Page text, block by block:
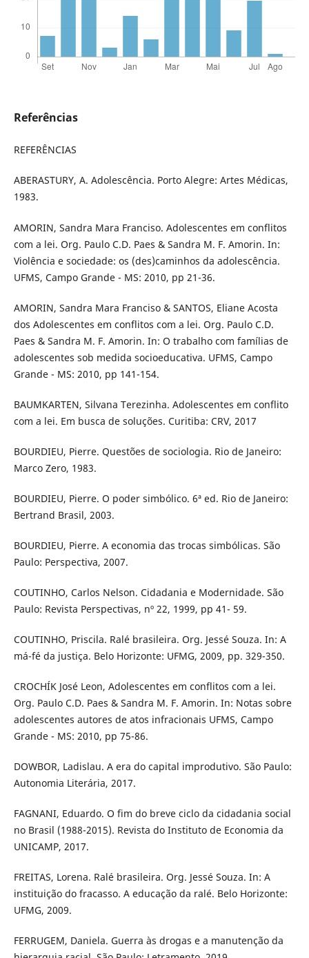
Referências
REFERÊNCIAS
ABERASTURY, A. Adolescência. Porto Alegre: Artes Médicas,
1983.
AMORIN, Sandra Mara Franciso. Adolescentes em conflitos
com a lei. Org. Paulo C.D. Paes & Sandra M. F. Amorin. In:
Violência e sociedade: os (des)caminhos da adolescência.
UFMS, Campo Grande - MS: 2010, pp 21-36.
AMORIN, Sandra Mara Franciso & SANTOS, Eliane Acosta
dos Adolescentes em conflitos com a lei. Org. Paulo C.D.
Paes & Sandra M. F. Amorin. In: O trabalho com famílias de
adolescentes sob medida socioeducativa. UFMS, Campo
Grande - MS: 2010, pp 141-154.
BAUMKARTEN, Silvana Terezinha. Adolescentes em conflito
com a lei. Em busca de soluções. Curitiba: CRV, 2017
BOURDIEU, Pierre. Questões de sociologia. Rio de Janeiro:
Marco Zero, 1983.
BOURDIEU, Pierre. O poder simbólico. 6ª ed. Rio de Janeiro:
Bertrand Brasil, 2003.
BOURDIEU, Pierre. A economia das trocas simbólicas. São
Paulo: Perspectiva, 2007.
COUTINHO, Carlos Nelson. Cidadania e Modernidade. São
Paulo: Revista Perspectivas, nº 22, 1999, pp 41- 59.
COUTINHO, Priscila. Ralé brasileira. Org. Jessé Souza. In: A
má-fé da justiça. Belo Horizonte: UFMG, 2009, pp. 329-350.
CROCHÍK José Leon, Adolescentes em conflitos com a lei.
Org. Paulo C.D. Paes & Sandra M. F. Amorin. In: Notas sobre
adolescentes autores de atos infracionais UFMS, Campo
Grande - MS: 2010, pp 75-86.
DOWBOR, Ladislau. A era do capital improdutivo. São Paulo:
Autonomia Literária, 2017.
FAGNANI, Eduardo. O fim do breve ciclo da cidadania social
no Brasil (1988-2015). Revista do Instituto de Economia da
UNICAMP, 2017.
FREITAS, Lorena. Ralé brasileira. Org. Jessé Souza. In: A
instituição do fracasso. A educação da ralé. Belo Horizonte:
UFMG, 2009.
FERRUGEM, Daniela. Guerra às drogas e a manutenção da